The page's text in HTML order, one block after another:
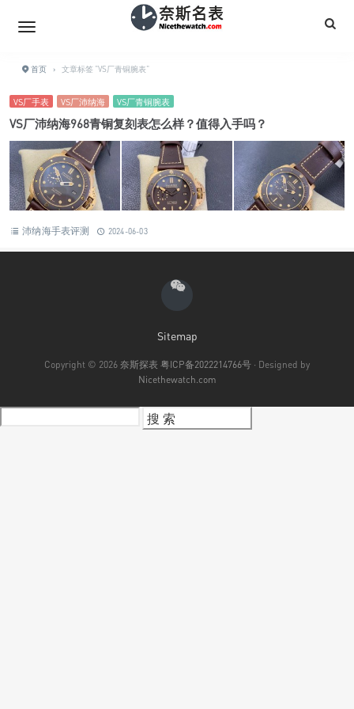
首页 › 文章标签 "VS厂青铜腕表"
VS厂手表 VS厂沛纳海 VS厂青铜腕表
VS厂沛纳海968青铜复刻表怎么样？值得入手吗？
沛纳海手表评测 2024-06-03
Sitemap
Copyright © 2026 奈斯探表 粤ICP备2022214766号 · Designed by
Nicethewatch.com